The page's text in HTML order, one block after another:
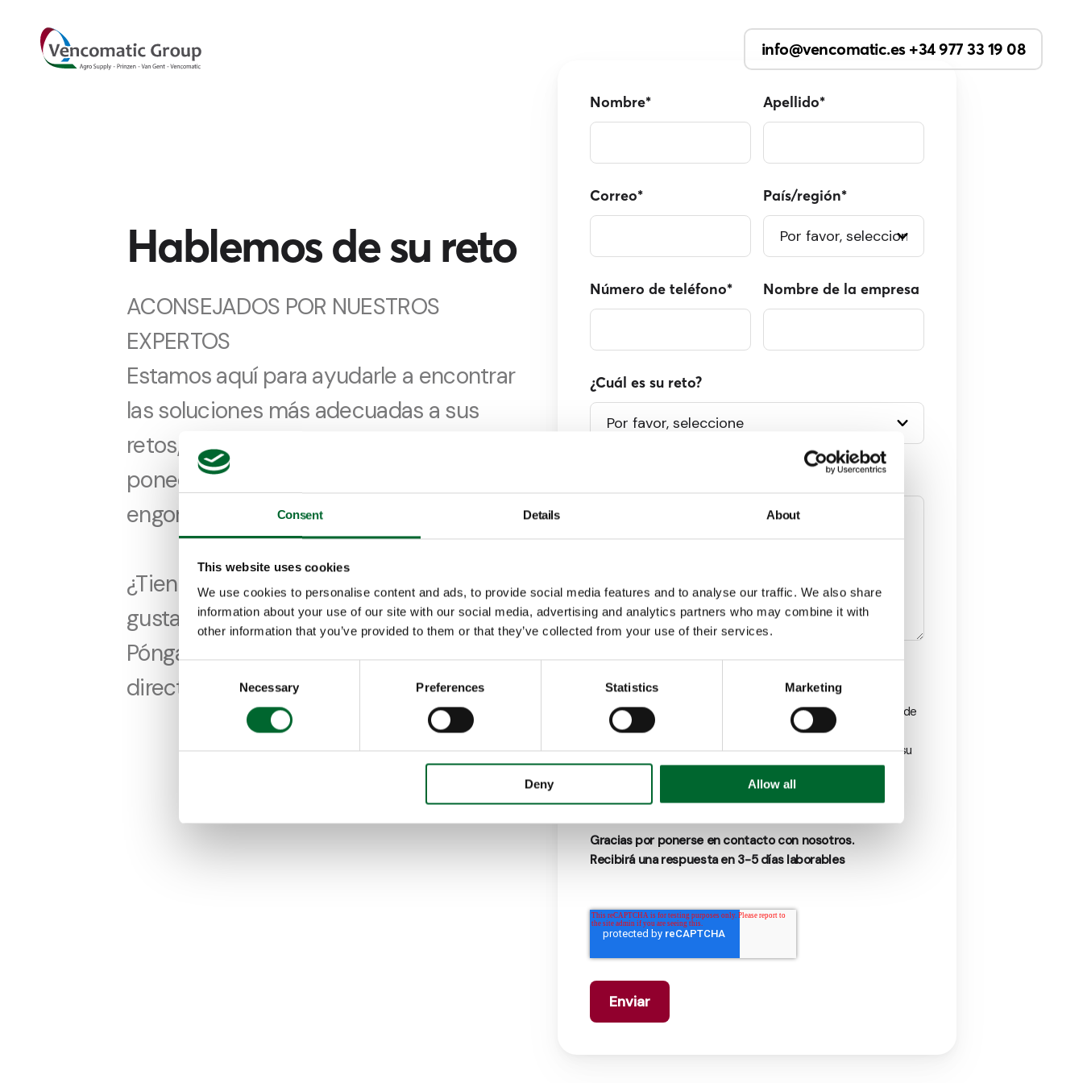
Consent Details About
This website uses cookies
We use cookies to personalise content and ads, to provide social media features and to analyse our traffic. We also share
information about your use of our site with our social media, advertising and analytics partners who may combine it with
other information that you’ve provided to them or that they’ve collected from your use of their services.
Selection
Necessary Preferences Statistics Marketing
Deny Allow all
info@vencomatic.es +34 977 33 19 08
Hablemos de su reto
ACONSEJADOS POR NUESTROS
EXPERTOS
Estamos aquí para ayudarle a encontrar
las soluciones más adecuadas a sus
retos, tanto si opera en el mercado de
ponedoras, reproductoras, pollos de
engorde o incubadoras.
¿Tiene alguna pregunta a la que le
gustaría obtener respuesta ahora?
Póngase en contacto con nosotros
directamente y rellene este formulario.
Nombre* Apellido*
Correo* País/región*
Número de teléfono* Nombre de la empresa
¿Cuál es su reto?
proporcione para procesar su solicitud y comunicarle otros
contenidos relacionados que puedan ser de su interés. Puede
darse de baja de
nuestras comunicacionesen cualquier
momento. Estamos comprometidos con la protección de su
privacidad, por favor revise nuestraPolítica de Privacidad
Gracias por ponerse en contacto con nosotros.
Recibirá una respuesta en 3-5 días laborables